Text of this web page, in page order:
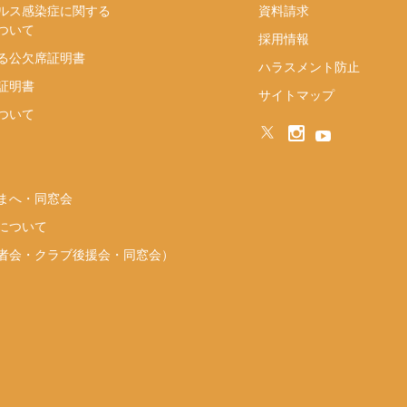
ス感染症に関する
いて
公欠席証明書
明書
いて
へ・同窓会
ついて
会・クラブ後援会・同窓会）
資料請求
採用情報
ハラスメント防止
サイトマップ